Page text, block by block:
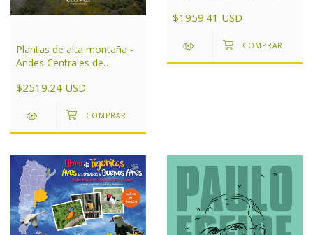
Plantas de alta montaña -
Andes Centrales de
$2519.24 USD
$1959.41 USD